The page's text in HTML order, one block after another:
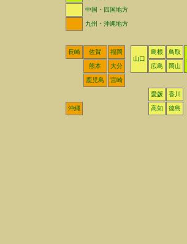
中国・四国地方
九州・沖縄地方
長崎 佐賀
福岡
山口
島根
鳥取
熊本
大分 広島 岡山
鹿児島 宮崎
愛媛 香川
沖縄 高知 徳島